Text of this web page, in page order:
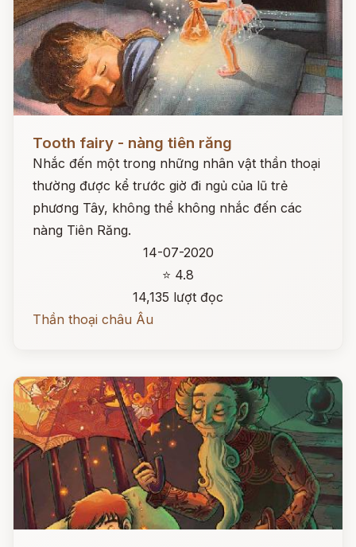
Tooth fairy - nàng tiên răng
Nhắc đến một trong những nhân vật thần thoại
thường được kể trước giờ đi ngủ của lũ trẻ
phương Tây, không thể không nhắc đến các
nàng Tiên Răng.
14-07-2020
⭐ 4.8
14,135 lượt đọc
Thần thoại châu Âu